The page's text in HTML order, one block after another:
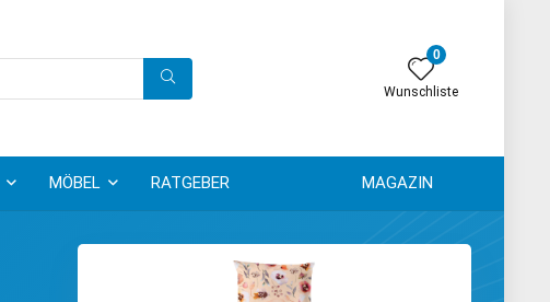
0
Wunschliste
MÖBEL RATGEBER MAGAZIN